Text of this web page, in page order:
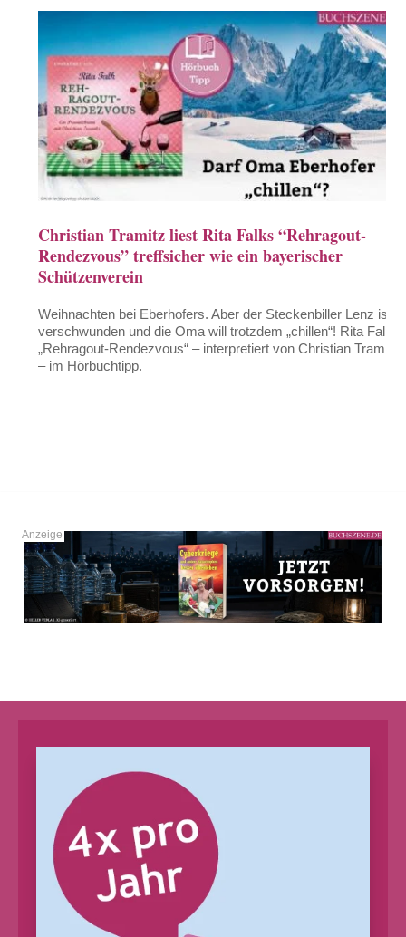
Christian Tramitz liest Rita Falks “Rehragout-
Rendezvous” treffsicher wie ein bayerischer
Schützenverein
Weihnachten bei Eberhofers. Aber der Steckenbiller Lenz ist
verschwunden und die Oma will trotzdem „chillen“! Rita Falks
„Rehragout-Rendezvous“ – interpretiert von Christian Tramitz
– im Hörbuchtipp.